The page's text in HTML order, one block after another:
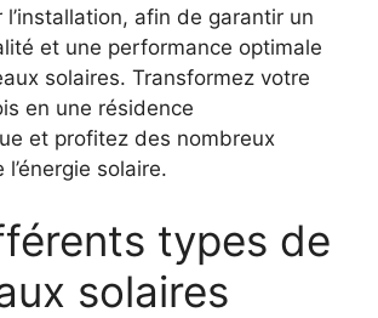
l’installation, ⁢afin de garantir un
et une performance optimale
solaires. Transformez votre
en une résidence
et profitez des ⁣nombreux
solaire.
types de
solaires